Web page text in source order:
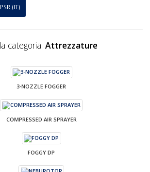
PSR (IT)
categoria: Attrezzature
3-NOZZLE FOGGER
COMPRESSED AIR SPRAYER
FOGGY DP